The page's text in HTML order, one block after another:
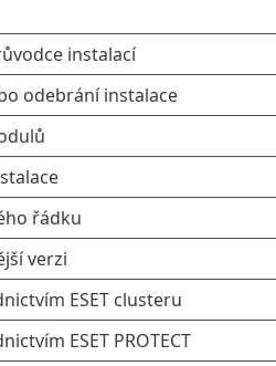
instalací
odebrání instalace
řádku
verzi
ESET clusteru
ESET PROTECT